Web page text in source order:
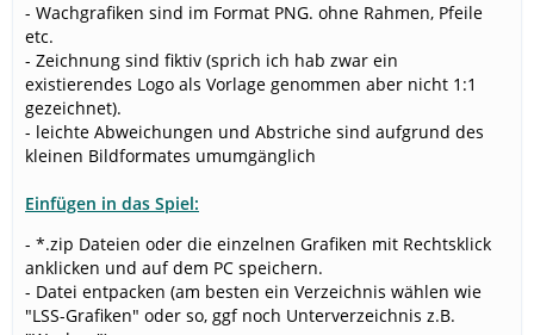
- Wachgrafiken sind im Format PNG. ohne Rahmen, Pfeile
etc.
- Zeichnung sind fiktiv (sprich ich hab zwar ein
existierendes Logo als Vorlage genommen aber nicht 1:1
gezeichnet).
- leichte Abweichungen und Abstriche sind aufgrund des
kleinen Bildformates umumgänglich
Einfügen in das Spiel:
- *.zip Dateien oder die einzelnen Grafiken mit Rechtsklick
anklicken und auf dem PC speichern.
- Datei entpacken (am besten ein Verzeichnis wählen wie
"LSS-Grafiken" oder so, ggf noch Unterverzeichnis z.B.